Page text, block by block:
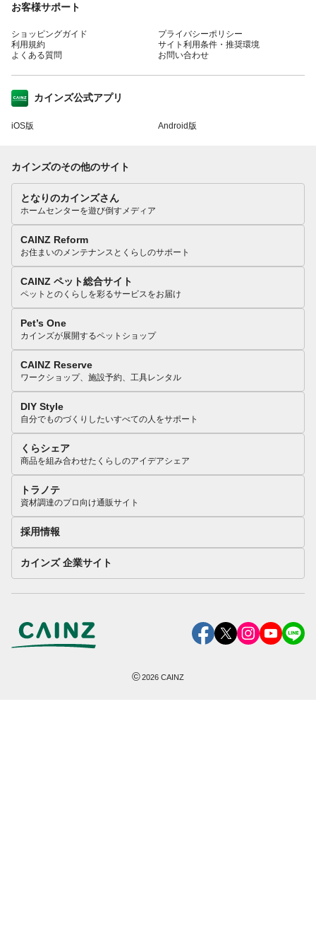
お客様サポート
ショッピングガイド
利用規約
よくある質問
プライバシーポリシー
サイト利用条件・推奨環境
お問い合わせ
カインズ公式アプリ
iOS版 Android版
カインズのその他のサイト
となりのカインズさん
ホームセンターを遊び倒すメディア
CAINZ Reform
お住まいのメンテナンスとくらしのサポート
CAINZ ペット総合サイト
ペットとのくらしを彩るサービスをお届け
Pet’s One
カインズが展開するペットショップ
CAINZ Reserve
ワークショップ、施設予約、工具レンタル
DIY Style
自分でものづくりしたいすべての人をサポート
くらシェア
商品を組み合わせたくらしのアイデアシェア
トラノテ
資材調達のプロ向け通販サイト
採用情報
カインズ 企業サイト
©2026 CAINZ